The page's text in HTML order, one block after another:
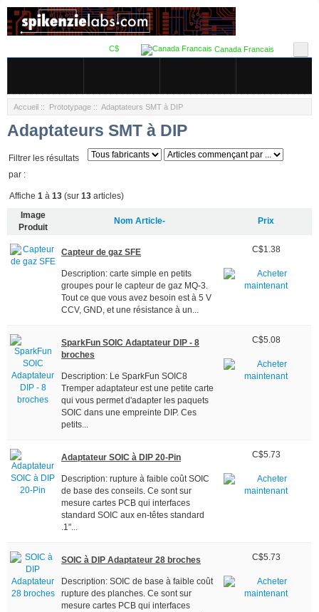
Canada Francais
C$
Accueil :: Prototypage :: Adaptateurs SMT à DIP
Adaptateurs SMT à DIP
Filtrer les résultats
par :
Affiche 1 à 13 (sur 13 articles)
Image
Produit
Nom Article- Prix
Capteur de gaz SFE
Description: carte simple en petits
groupes pour le capteur de gaz MQ-3.
Tout ce que vous avez besoin est à 5 V
CCV, GND, et une résistance à un...
C$1.38
SparkFun SOIC Adaptateur DIP - 8
broches
Description: Le SparkFun SOIC8
Tremper adaptateur est une petite carte
qui vous permet d'adapter les paquets
SOIC dans une empreinte DIP. Ces
petits...
C$5.08
Adaptateur SOIC à DIP 20-Pin
Description: rupture à faible coût SOIC
de base des conseils. Ce sont sur
mesure cartes PCB qui interfaces
standard SOIC aux en-têtes standard
.1"...
C$5.73
SOIC à DIP Adaptateur 28 broches
Description: SOIC de base à faible coût
rupture des planches. Ce sont sur
mesure cartes PCB qui interfaces
C$5.73